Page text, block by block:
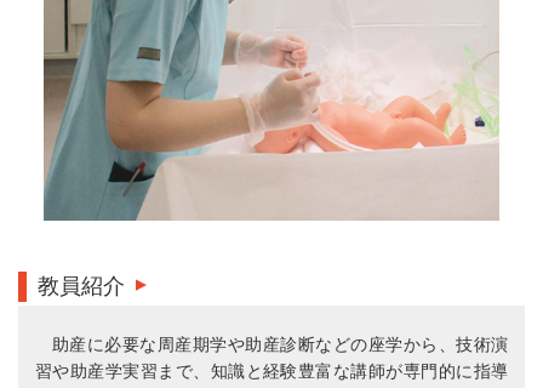
教員紹介
助産に必要な周産期学や助産診断などの座学から、技術演
習や助産学実習まで、知識と経験豊富な講師が専門的に指導